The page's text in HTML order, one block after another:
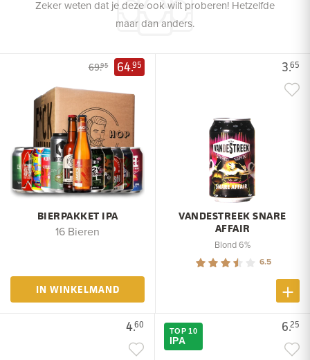
Zeker weten dat je deze ook wilt proberen! Hetzelfde
maar dan anders.
69.95 64.95
BIERPAKKET IPA
16 Bieren
IN WINKELMAND
3.65
VANDESTREEK SNARE
AFFAIR
Blond 6%
6.5
4.60 6.25
TOP 10
IPA